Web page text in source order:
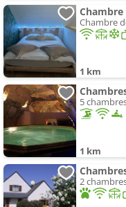
Chambre
Chambre
1 km
5
1 km
2